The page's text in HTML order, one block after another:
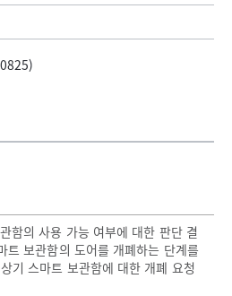
함의 사용 가능 여부에 대한 판단 결
보관함의 도어를 개폐하는 단계를
기 스마트 보관함에 대한 개폐 요청